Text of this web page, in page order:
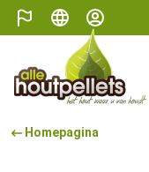
België NederlandsMijn profiel
Homepagina